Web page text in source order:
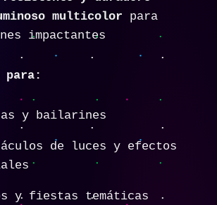
multicolor para
impactantes
para:
y bailarines
de luces y efectos
y fiestas temáticas